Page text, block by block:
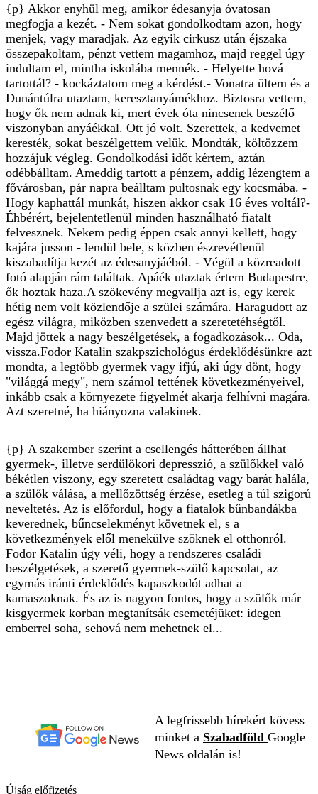
{p} Akkor enyhül meg, amikor édesanyja óvatosan
megfogja a kezét. - Nem sokat gondolkodtam azon, hogy
menjek, vagy maradjak. Az egyik cirkusz után éjszaka
összepakoltam, pénzt vettem magamhoz, majd reggel úgy
indultam el, mintha iskolába mennék. - Helyette hová
tartottál? - kockáztatom meg a kérdést.- Vonatra ültem és a
Dunántúlra utaztam, keresztanyámékhoz. Biztosra vettem,
hogy ők nem adnak ki, mert évek óta nincsenek beszélő
viszonyban anyáékkal. Ott jó volt. Szerettek, a kedvemet
keresték, sokat beszélgettem velük. Mondták, költözzem
hozzájuk végleg. Gondolkodási időt kértem, aztán
odébbálltam. Ameddig tartott a pénzem, addig lézengtem a
fővárosban, pár napra beálltam pultosnak egy kocsmába. -
Hogy kaphattál munkát, hiszen akkor csak 16 éves voltál?-
Éhbérért, bejelentetlenül minden használható fiatalt
felvesznek. Nekem pedig éppen csak annyi kellett, hogy
kajára jusson - lendül bele, s közben észrevétlenül
kiszabadítja kezét az édesanyjáéból. - Végül a közreadott
fotó alapján rám találtak. Apáék utaztak értem Budapestre,
ők hoztak haza.A szökevény megvallja azt is, egy kerek
hétig nem volt közlendője a szülei számára. Haragudott az
egész világra, miközben szenvedett a szeretetéhségtől.
Majd jöttek a nagy beszélgetések, a fogadkozások... Oda,
vissza.Fodor Katalin szakpszichológus érdeklődésünkre azt
mondta, a legtöbb gyermek vagy ifjú, aki úgy dönt, hogy
"világgá megy", nem számol tettének következményeivel,
inkább csak a környezete figyelmét akarja felhívni magára.
Azt szeretné, ha hiányozna valakinek.
{p} A szakember szerint a csellengés hátterében állhat
gyermek-, illetve serdülőkori depresszió, a szülőkkel való
békétlen viszony, egy szeretett családtag vagy barát halála,
a szülők válása, a mellőzöttség érzése, esetleg a túl szigorú
neveltetés. Az is előfordul, hogy a fiatalok bűnbandákba
keverednek, bűncselekményt követnek el, s a
következmények elől menekülve szöknek el otthonról.
Fodor Katalin úgy véli, hogy a rendszeres családi
beszélgetések, a szerető gyermek-szülő kapcsolat, az
egymás iránti érdeklődés kapaszkodót adhat a
kamaszoknak. És az is nagyon fontos, hogy a szülők már
kisgyermek korban megtanítsák csemetéjüket: idegen
emberrel soha, sehová nem mehetnek el...
A legfrissebb hírekért kövess
minket a Szabadföld Google
News oldalán is!
Újság előfizetés